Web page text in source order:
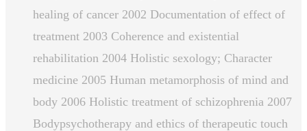
healing of cancer 2002 Documentation of effect of
treatment 2003 Coherence and existential
rehabilitation 2004 Holistic sexology; Character
medicine 2005 Human metamorphosis of mind and
body 2006 Holistic treatment of schizophrenia 2007
Bodypsychotherapy and ethics of therapeutic touch